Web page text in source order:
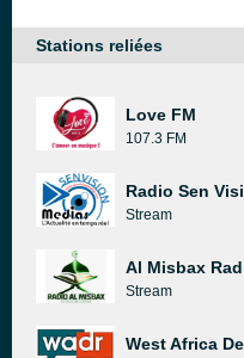
Stations reliées
Love FM
107.3 FM
Radio Sen
Stream
Al Misbax
Stream
West Africa